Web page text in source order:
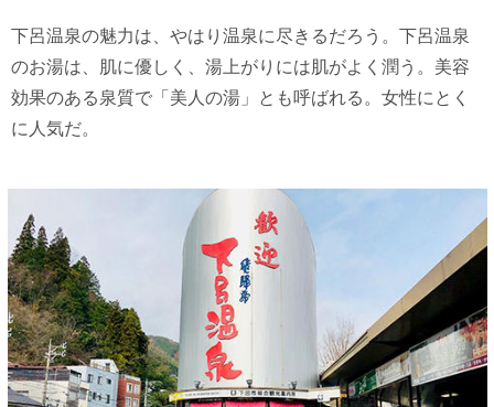
下呂温泉の魅力は、やはり温泉に尽きるだろう。下呂温泉
のお湯は、肌に優しく、湯上がりには肌がよく潤う。美容
効果のある泉質で「美人の湯」とも呼ばれる。女性にとく
に人気だ。